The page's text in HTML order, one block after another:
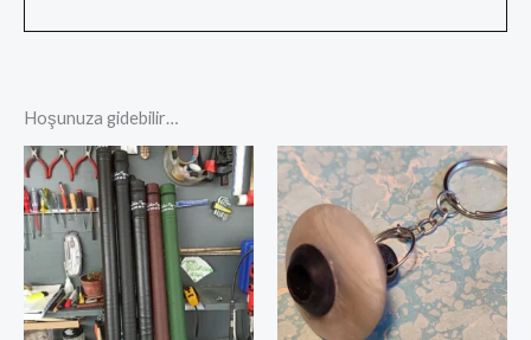
Hoşunuza gidebilir…
Fiyat
aralığı:
₺275,00
-
₺350,00
ürünün
birden
fazla
varyasyonu
var.